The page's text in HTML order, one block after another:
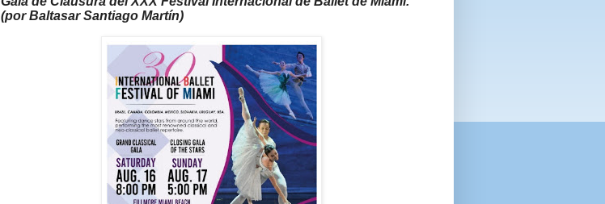
(por Baltasar Santiago Martín)